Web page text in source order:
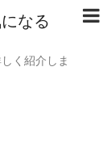
なる
く紹介しま